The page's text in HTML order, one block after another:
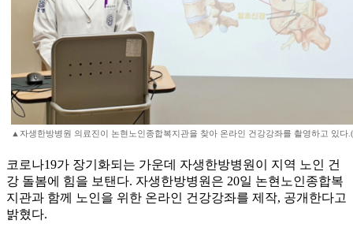
▲자생한방병원 의료진이 논현노인종합복지관을 찾아 온라인 건강강좌를 촬영하고 있다
코로나19가 장기화되는 가운데 자생한방병원이 지역 노인 건
강 돌봄에 힘을 보탠다. 자생한방병원은 20일 논현노인종합복
지관과 함께 노인을 위한 온라인 건강강좌를 제작, 공개한다고
밝혔다.